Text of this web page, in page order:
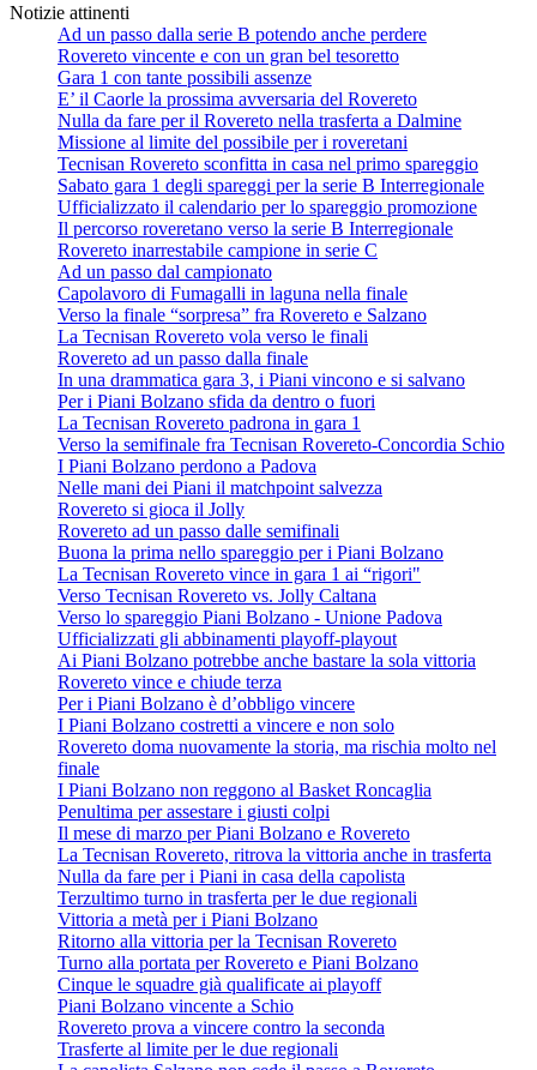
Notizie attinenti
Ad un passo dalla serie B potendo anche perdere
Rovereto vincente e con un gran bel tesoretto
Gara 1 con tante possibili assenze
E’ il Caorle la prossima avversaria del Rovereto
Nulla da fare per il Rovereto nella trasferta a Dalmine
Missione al limite del possibile per i roveretani
Tecnisan Rovereto sconfitta in casa nel primo spareggio
Sabato gara 1 degli spareggi per la serie B Interregionale
Ufficializzato il calendario per lo spareggio promozione
Il percorso roveretano verso la serie B Interregionale
Rovereto inarrestabile campione in serie C
Ad un passo dal campionato
Capolavoro di Fumagalli in laguna nella finale
Verso la finale “sorpresa” fra Rovereto e Salzano
La Tecnisan Rovereto vola verso le finali
Rovereto ad un passo dalla finale
In una drammatica gara 3, i Piani vincono e si salvano
Per i Piani Bolzano sfida da dentro o fuori
La Tecnisan Rovereto padrona in gara 1
Verso la semifinale fra Tecnisan Rovereto-Concordia Schio
I Piani Bolzano perdono a Padova
Nelle mani dei Piani il matchpoint salvezza
Rovereto si gioca il Jolly
Rovereto ad un passo dalle semifinali
Buona la prima nello spareggio per i Piani Bolzano
La Tecnisan Rovereto vince in gara 1 ai “rigori"
Verso Tecnisan Rovereto vs. Jolly Caltana
Verso lo spareggio Piani Bolzano - Unione Padova
Ufficializzati gli abbinamenti playoff-playout
Ai Piani Bolzano potrebbe anche bastare la sola vittoria
Rovereto vince e chiude terza
Per i Piani Bolzano è d’obbligo vincere
I Piani Bolzano costretti a vincere e non solo
Rovereto doma nuovamente la storia, ma rischia molto nel
finale
I Piani Bolzano non reggono al Basket Roncaglia
Penultima per assestare i giusti colpi
Il mese di marzo per Piani Bolzano e Rovereto
La Tecnisan Rovereto, ritrova la vittoria anche in trasferta
Nulla da fare per i Piani in casa della capolista
Terzultimo turno in trasferta per le due regionali
Vittoria a metà per i Piani Bolzano
Ritorno alla vittoria per la Tecnisan Rovereto
Turno alla portata per Rovereto e Piani Bolzano
Cinque le squadre già qualificate ai playoff
Piani Bolzano vincente a Schio
Rovereto prova a vincere contro la seconda
Trasferte al limite per le due regionali